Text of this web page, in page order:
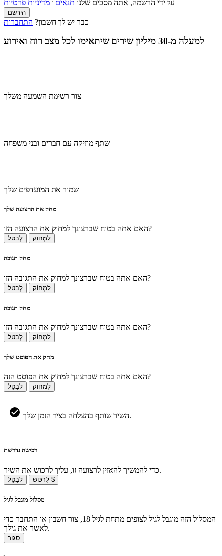
על ידי הרשמה, אתה מסכים שלנו תנאים ו מדיניות פרטיות
הירשם
כבר יש לך חשבון? התחברות
למעלה מ-30 מיליון שירים שיתאימו לכל מצב רוח ואירוע
צור רשימת השמעה משלך
שתף מוזיקה עם חברים ובני משפחה
שמור את המועדפים שלך
מחק את הרצועה שלך
האם אתה בטוח שברצונך למחוק את הרצועה הזו?
לְבַטֵל לִמְחוֹק
מחק תגובה
האם אתה בטוח שברצונך למחוק את התגובה הזו?
לְבַטֵל לִמְחוֹק
מחק תגובה
האם אתה בטוח שברצונך למחוק את התגובה הזו?
לְבַטֵל לִמְחוֹק
מחק את הפוסט שלך
האם אתה בטוח שברצונך למחוק את הפוסט הזה?
לְבַטֵל לִמְחוֹק
השיר שותף בהצלחה בציר הזמן שלך.
רכישה נדרשת
כדי להמשיך להאזין לרצועה זו, עליך לרכוש את השיר.
לְבַטֵל לִרְכּוֹשׁ $
מסלול מוגבל לגיל
המסלול הזה מוגבל לגיל לצופים מתחת לגיל 18, צור חשבון או התחבר כדי
לאשר את גילך.
סגור